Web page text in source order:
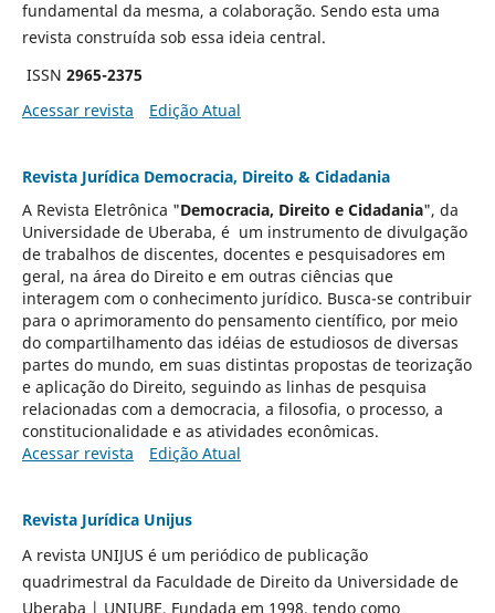
fundamental da mesma, a colaboração. Sendo esta uma
revista construída sob essa ideia central.
ISSN 2965-2375
Acessar revista
Edição Atual
Revista Jurídica Democracia, Direito & Cidadania
A Revista Eletrônica "Democracia, Direito e Cidadania", da
Universidade de Uberaba, é um instrumento de divulgação
de trabalhos de discentes, docentes e pesquisadores em
geral, na área do Direito e em outras ciências que
interagem com o conhecimento jurídico. Busca-se contribuir
para o aprimoramento do pensamento cientí­fico, por meio
do compartilhamento das idéias de estudiosos de diversas
partes do mundo, em suas distintas propostas de teorização
e aplicação do Direito, seguindo as linhas de pesquisa
relacionadas com a democracia, a filosofia, o processo, a
constitucionalidade e as atividades econômicas.
Acessar revista
Edição Atual
Revista Jurídica Unijus
A revista UNIJUS é um periódico de publicação
quadrimestral da Faculdade de Direito da Universidade de
Uberaba | UNIUBE. Fundada em 1998, tendo como